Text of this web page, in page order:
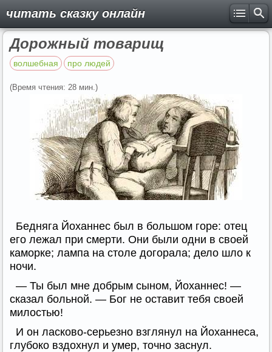
читать сказку онлайн
Дорожный товарищ
волшебная про людей
(Время чтения: 28 мин.)
Бедняга Йоханнес был в большом горе: отец
его лежал при смерти. Они были одни в своей
каморке; лампа на столе догорала; дело шло к
ночи.
— Ты был мне добрым сыном, Йоханнес! —
сказал больной. — Бог не оставит тебя своей
милостью!
И он ласково-серьезно взглянул на Йоханнеса,
глубоко вздохнул и умер, точно заснул.